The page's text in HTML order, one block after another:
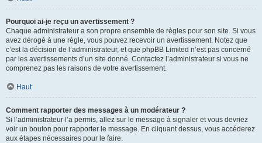
Pourquoi ai-je reçu un avertissement ?
Chaque administrateur a son propre ensemble de règles pour son site. Si vous
avez dérogé à une règle, vous pouvez recevoir un avertissement. Notez que
c’est la décision de l’administrateur, et que phpBB Limited n’est pas concerné
par les avertissements d’un site donné. Contactez l’administrateur si vous ne
comprenez pas les raisons de votre avertissement.
Haut
Comment rapporter des messages à un modérateur ?
Si l’administrateur l’a permis, allez sur le message à signaler et vous devriez
voir un bouton pour rapporter le message. En cliquant dessus, vous accéderez
aux étapes nécessaires pour le faire.